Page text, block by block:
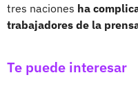
tres naciones ha
trabajadores de la
Te puede interesar